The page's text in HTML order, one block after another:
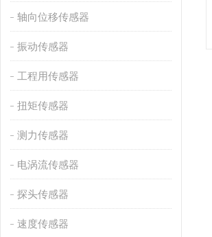
轴向位移传感器
振动传感器
工程用传感器
扭矩传感器
测力传感器
电涡流传感器
探头传感器
速度传感器